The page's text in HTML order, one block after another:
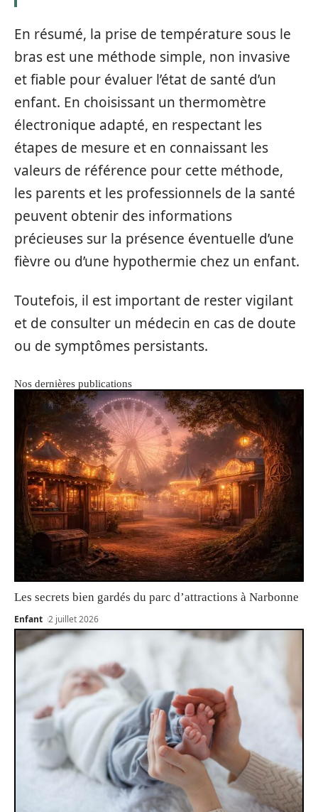
En résumé, la prise de température sous le
bras est une méthode simple, non invasive
et fiable pour évaluer l’état de santé d’un
enfant. En choisissant un thermomètre
électronique adapté, en respectant les
étapes de mesure et en connaissant les
valeurs de référence pour cette méthode,
les parents et les professionnels de la santé
peuvent obtenir des informations
précieuses sur la présence éventuelle d’une
fièvre ou d’une hypothermie chez un enfant.
Toutefois, il est important de rester vigilant
et de consulter un médecin en cas de doute
ou de symptômes persistants.
Nos dernières publications
Les secrets bien gardés du parc d’attractions à Narbonne
Enfant 2 juillet 2026